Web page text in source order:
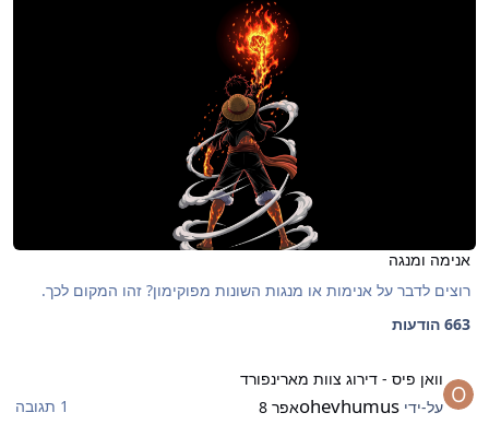
אנימה ומנגה
רוצים לדבר על אנימות או מנגות השונות מפוקימון? זהו המקום לכך.
663 הודעות
וואן פיס - דירוג צוות מארינפורד
על-ידי ohevhumusאפר 8
1 תגובה